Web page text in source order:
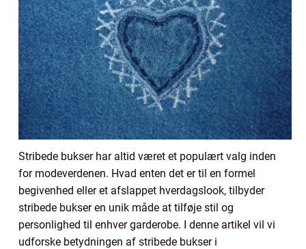
Stribede bukser har altid været et populært valg inden
for modeverdenen. Hvad enten det er til en formel
begivenhed eller et afslappet hverdagslook, tilbyder
stribede bukser en unik måde at tilføje stil og
personlighed til enhver garderobe. I denne artikel vil vi
udforske betydningen af stribede bukser i